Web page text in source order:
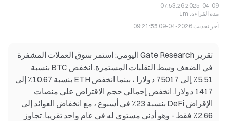
2025-04-09 07:53:26
مدة القراءة:
1m
آخر تحديث 2026-04-09 09:21:55
تقرير Gate Research اليومي: استمر سوق العملات المشفرة
في الضعف وسط التقلبات المستمرة. انخفض BTC بنسبة
5.51٪ إلى 75017 دولارا ، بينما انخفض ETH بنسبة 10.67٪ إلى
1417 دولارا. انخفض إجمالي حجم الاقتراض على منصات
الإقراض DeFi بنسبة 23٪ في أسبوع ، مع انخفاض العوائد إلى
2.66٪ فقط - وهو أدنى مستوى له في عام واحد تقريبا. تجاوز